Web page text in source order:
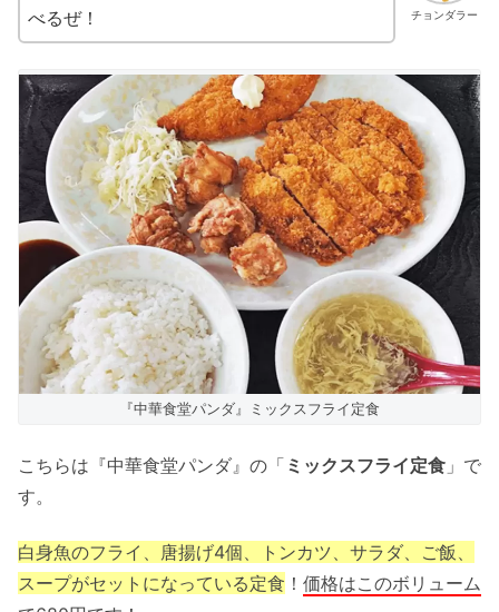
チョンダラー
べるぜ！
『中華食堂パンダ』ミックスフライ定食
こちらは『中華食堂パンダ』の「 ミックスフライ定食 」で
す。
白身魚のフライ、唐揚げ4個、トンカツ、サラダ、ご飯、
スープがセットになっている定食 ！ 価格はこのボリューム